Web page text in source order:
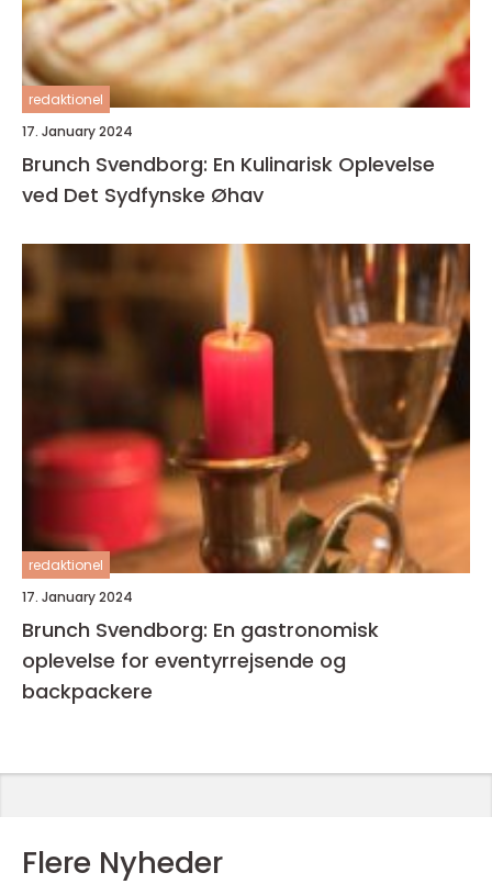
redaktionel
17. January 2024
Brunch Svendborg: En Kulinarisk Oplevelse
ved Det Sydfynske Øhav
redaktionel
17. January 2024
Brunch Svendborg: En gastronomisk
oplevelse for eventyrrejsende og
backpackere
Flere Nyheder